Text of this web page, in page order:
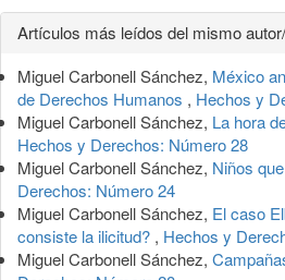
Detalles
del
artículo
Artículos más leídos del mismo
Miguel Carbonell Sánchez, México
de Derechos Humanos , Hechos y
Miguel Carbonell Sánchez, La hora
Hechos y Derechos: Número 28
Miguel Carbonell Sánchez, Niños
Derechos: Número 24
Miguel Carbonell Sánchez, El caso
consiste la ilicitud? , Hechos y
Miguel Carbonell Sánchez,